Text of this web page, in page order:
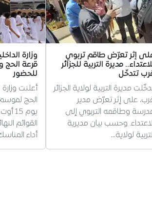
إثر تعرّض طاقم تربوي
مديرة التربية للجزائر
تتدخّل
مديرة التربية لولاية الجزائر
على إثر تعرّض مدير
وطاقمه التربوي إلى
وحسب بيان مديرية
لولاية…
وزارة
قرعة الحج
للحضور
أعلنت وزارة
يوم
القوائم
أداء